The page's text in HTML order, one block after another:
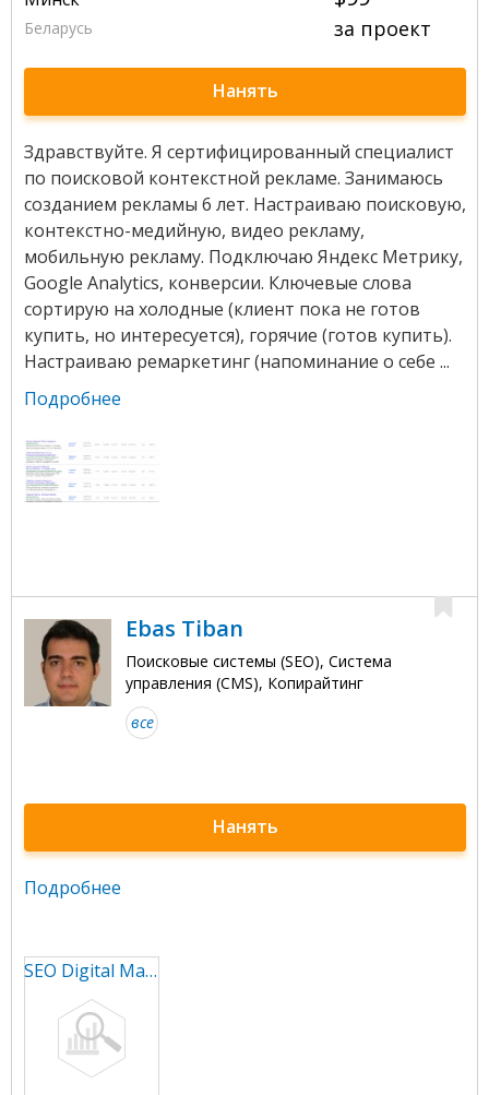
Беларусь за проект
Нанять
Здравствуйте. Я сертифицированный специалист
по поисковой контекстной рекламе. Занимаюсь
созданием рекламы 6 лет. Настраиваю поисковую,
контекстно-медийную, видео рекламу,
мобильную рекламу. Подключаю Яндекс Метрику,
Google Analytics, конверсии. Ключевые слова
сортирую на холодные (клиент пока не готов
купить, но интересуется), горячие (готов купить).
Настраиваю ремаркетинг (напоминание о себе ...
Подробнее
Ebas Tiban
Поисковые системы (SEO), Система
управления (CMS), Копирайтинг
все
Нанять
Подробнее
SEO Digital Marketing Expert High skilled Copywriter